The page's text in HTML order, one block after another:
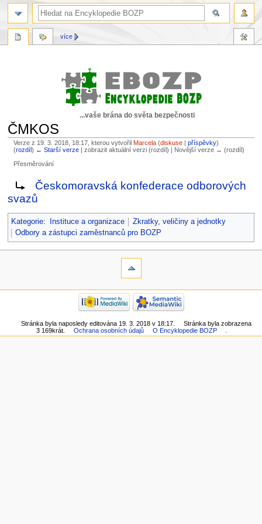
...vaše brána do světa bezpečnosti
ČMKOS
Verze z 19. 3. 2018, 18:17, kterou vytvořil Marcela (diskuse |příspěvky)
(rozdíl) ← Starší verze | zobrazit aktuální verzi (rozdíl) | Novější verze → (rozdíl)
Přesměrování
Skočit
navigaci
Skočit
vyhledávání
Přesměrování na:
Českomoravská konfederace odborových
svazů
Kategorie: Instituce a organizace
Zkratky, veličiny a jednotky
Odbory a zástupci zaměstnanců pro BOZP
více
Stránka byla naposledy editována 19. 3. 2018 v 18:17.
Stránka byla zobrazena
3 169krát.
Ochrana osobních údajů O Encyklopedie BOZP